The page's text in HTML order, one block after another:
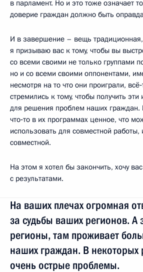
в парламент. Но и это тоже означает
доверие граждан должно быть
И в завершение – вещь
я призываю вас к тому, чтобы вы
со всеми своими не только группами
но и со всеми своими оппонентами,
несмотря на то что они проиграли,
стремились к тому, чтобы получить эти
для решения проблем наших граждан.
что‑то в их программах ценное, что
использовать для совместной
совместной.
На этом я хотел бы закончить, хочу
с результатами.
На ваших плечах огромная
за судьбы ваших регионов. А
регионы, там проживает
наших граждан. В некоторых
очень острые проблемы.